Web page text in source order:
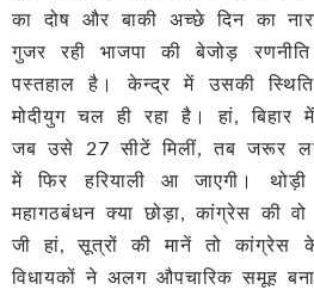
का दोष और बाकी अच्छे दिन का
गुजर रही भाजपा की बेजोड़
पस्तहाल है। केन्द्र में उसकी
मोदीयुग चल ही रहा है। हां,
जब उसे 27 सीटें मिलीं, तब जरूर
में फिर हरियाली आ जाएगी।
महागठबंधन क्या छोड़ा, कांग्रेस की
जी हां, सूत्रों की मानें तो
विधायकों ने अलग औपचारिक समूह